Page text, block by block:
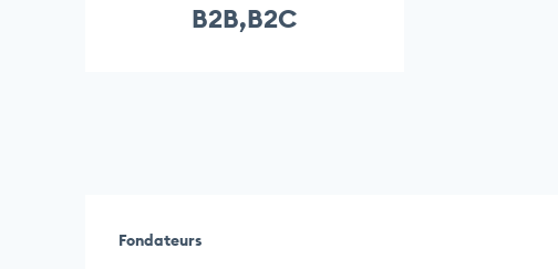
B2B,B2C
Fondateurs